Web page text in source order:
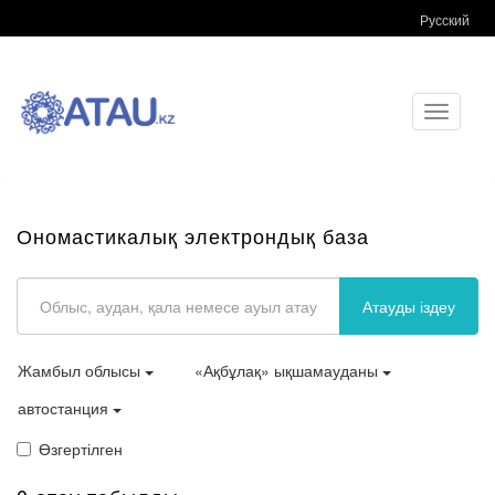
Русский
Toggle
Ономастикалық электрондық база
Атауды іздеу
Жамбыл облысы
«Ақбұлақ» ықшамауданы
автостанция
Өзгертілген